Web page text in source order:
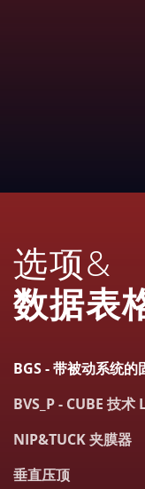
选项&
数据表
BGS - 带被动系统的
BVS_P - CUBE 技
NIP&TUCK 夹膜器
垂直压顶